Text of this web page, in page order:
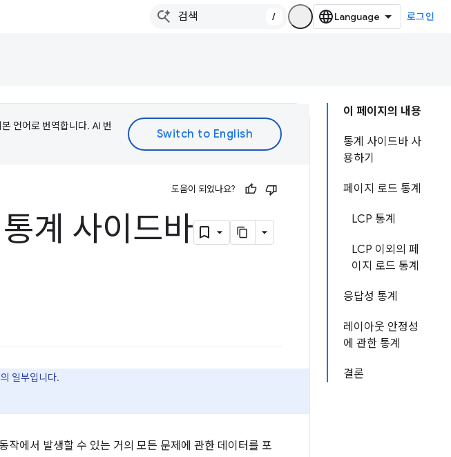
/ 로그인
이 페이지의 내용
통계 사이드바 사
용하기
페이지 로드 통계
LCP 통계
LCP 이외의 페
이지 로드 통계
응답성 통계
레이아웃 안정성
에 관한 통계
결론
언어로 번역합니다. AI 번
도움이 되었나요?
계 사이드바
일부입니다.
작에서 발생할 수 있는 거의 모든 문제에 관한 데이터를 포